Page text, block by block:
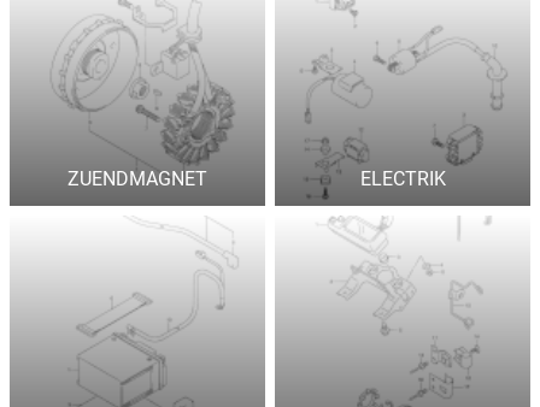
ZUENDMAGNET ELECTRIK